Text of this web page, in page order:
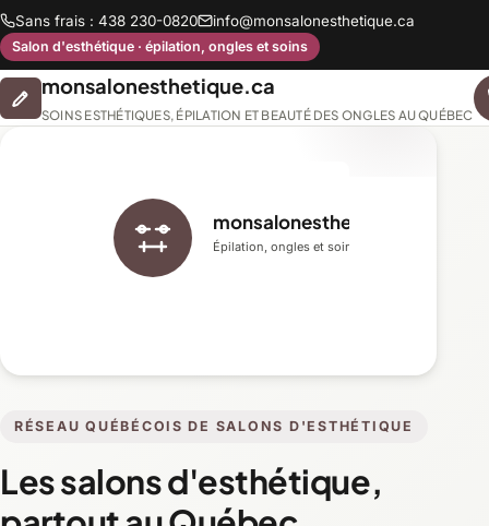
Sans frais : 438 230-0820 info@monsalonesthetique.ca
Salon d'esthétique · épilation, ongles et soins
monsalonesthetique.ca
SOINS ESTHÉTIQUES, ÉPILATION ET BEAUTÉ DES ONGLES AU QUÉBEC
RÉSEAU QUÉBÉCOIS DE SALONS D'ESTHÉTIQUE
Les salons d'esthétique,
monsalonesthetique.ca
Épilation, ongles et soins du visage